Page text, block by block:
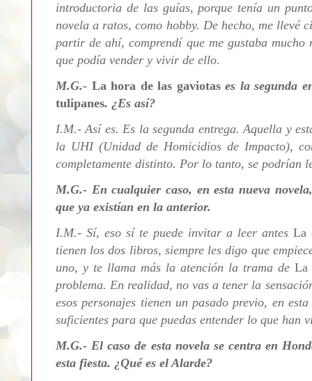
introductoria de las guías, porque tenía un
novela a ratos, como hobby. De hecho, me llevé
partir de ahí, comprendí que me gustaba
que podía vender y vivir de ello.
M.G.- La hora de las gaviotases la segunda
tulipanes. ¿Es así?
I.M.- Así es. Es la segunda entrega. Aquella y
la UHI (Unidad de Homicidios de Impacto),
completamente distinto. Por lo tanto, se podrían
M.G.- En cualquier caso, en esta nueva
que ya existían en la anterior.
I.M.- Sí, eso sí te puede invitar a leer antes La
tienen los dos libros, siempre les digo que
uno, y te llama más la atención la trama de La
problema. En realidad, no vas a tener la
esos personajes tienen un pasado previo, en
suficientes para que puedas entender lo que han
M.G.- El caso de esta novela se centra en
esta fiesta. ¿Qué es el Alarde?